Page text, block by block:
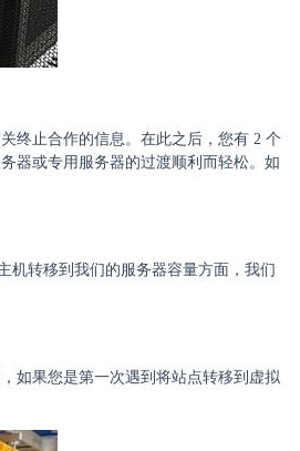
终止合作的信息。在此之后，您有 2 个
器或专用服务器的过渡顺利而轻松。如
机转移到我们的服务器容量方面，我们
如果您是第一次遇到将站点转移到虚拟